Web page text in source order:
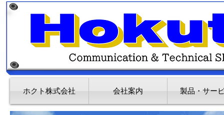
ホクト株式会社 会社案内 製品・サー